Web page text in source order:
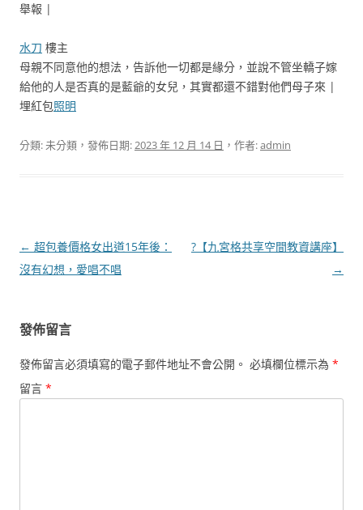
舉報 |
水刀 樓主
母親不同意他的想法，告訴他一切都是緣分，並說不管坐轎子嫁
給他的人是否真的是藍爺的女兒，其實都還不錯對他們母子來 |
埋紅包照明
分類: 未分類，發佈日期:2023 年 12 月 14 日 ，作者:admin
文
章
← 超包養價格女出道15年後：
沒有幻想，愛唱不唱
?【九宮格共享空間教資講座】
→
發佈留言
發佈留言必須填寫的電子郵件地址不會公開。 必填欄位標示為 *
留言 *